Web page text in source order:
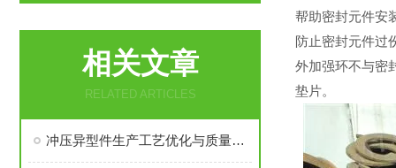
帮助密封元件安
防止密封元件过
外加强环不与密
垫片。
相关文章
RELATED ARTICLES
冲压异型件生产工艺优化与质量控制